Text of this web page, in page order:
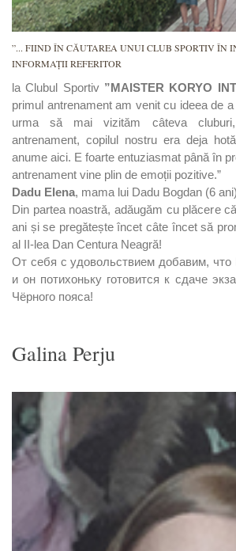
”... FIIND ÎN CĂUTAREA UNUI CLUB SPORTIV ÎN
INFORMAȚII REFERITOR
la Clubul Sportiv ”MAISTER KORYO
primul antrenament am venit cu ideea de
urma să mai vizităm câteva
antrenament, copilul nostru era deja
anume aici. E foarte entuziasmat până în
antrenament vine plin de emoții pozitive.”
Dadu Elena, mama lui Dadu Bogdan (6
Din partea noastră, adăugăm cu plăcere
ani și se pregătește încet câte încet să
al II-lea Dan Centura Neagră!
От себя с удовольствием добавим, что
и он потихоньку готовится к сдаче
Чёрного пояса!
Galina Perju